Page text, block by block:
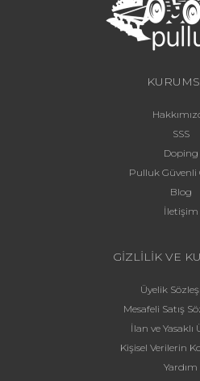
SSS
Doping
Pulluk Güvenli
Blog
İletişim
GİZLİLİK VE
Üyelik
Mesafeli Satış
İlan ve Yasaklı
Kişisel Verilerin
Yardım